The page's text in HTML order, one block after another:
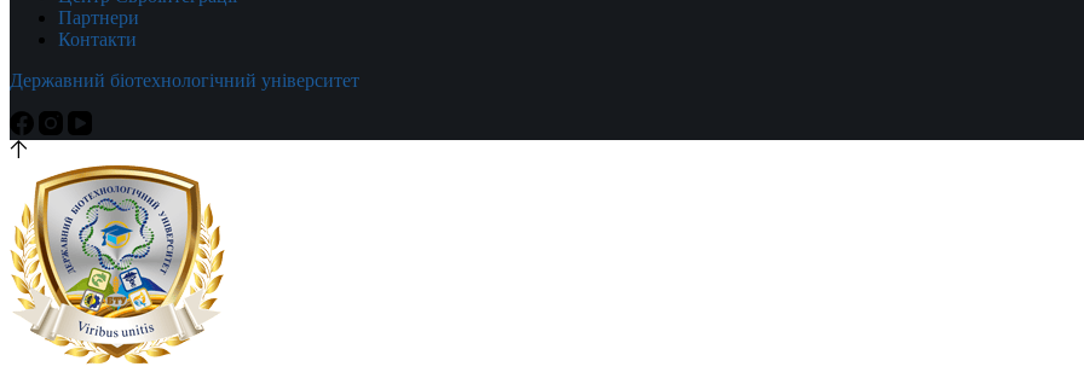
Партнери
Контакти
Державний біотехнологічний університет